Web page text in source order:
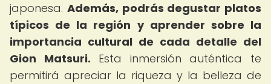
japonesa. Además, podrás degustar platos
típicos de la región y aprender sobre la
importancia cultural de cada detalle del
Gion Matsuri. Esta inmersión auténtica te
permitirá apreciar la riqueza y la belleza de